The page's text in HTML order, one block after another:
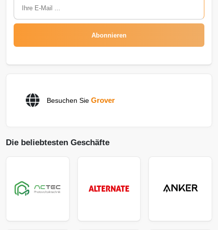
Abonnieren
Besuchen Sie Grover
Die beliebtesten Geschäfte